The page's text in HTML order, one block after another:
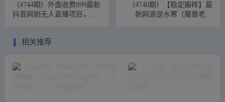
（4744期）外面收费899最新
抖音网剧无人直播项目，单
（4740期）【稳定搬砖】最
新网游逆水寒（魔兽老兵
相关推荐